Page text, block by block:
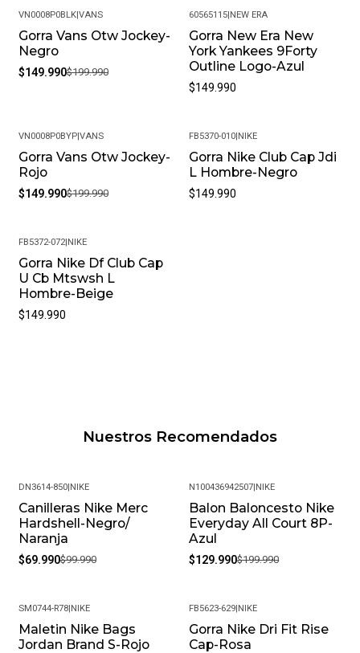
-25%
VN0008P0BLK| VANS
Gorra Vans Otw Jockey-
Negro
$149.990$199.990
60565115 NEW ERA
Gorra New Era New
York Yankees 9Forty
Outline Logo-Azul
$149.990
-25%
VN0008P0BYP|VANS
Gorra Vans Otw Jockey-
Rojo
$149.990$199.990
FB5370-010|NIKE
Gorra Nike Club Cap Jdi
L Hombre-Negro
$149.990
FB5372-072|NIKE
Gorra Nike Df Club Cap
U Cb Mtswsh L
Hombre-Beige
$149.990
Nuestros Recomendados
-30%
DN3614-850| NIKE
Canilleras Nike Merc
Hardshell-Negro/
Naranja
$69.990$99.990
-35%
N100436942507 NIKE
Balon Baloncesto Nike
Everyday All Court 8P-
Azul
$129.990$199.990
-30%
SM0744-R78| NIKE
Maletin Nike Bags
Jordan Brand S-Rojo
-25%
FB5623-629 NIKE
Gorra Nike Dri Fit Rise
Cap-Rosa